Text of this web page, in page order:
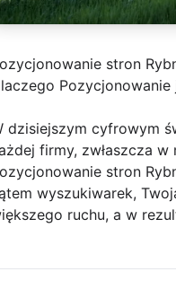
stron
dzisiejszym cyfrowym
firmy, zwłaszcza
stron
wyszukiwarek,
ruchu, a w